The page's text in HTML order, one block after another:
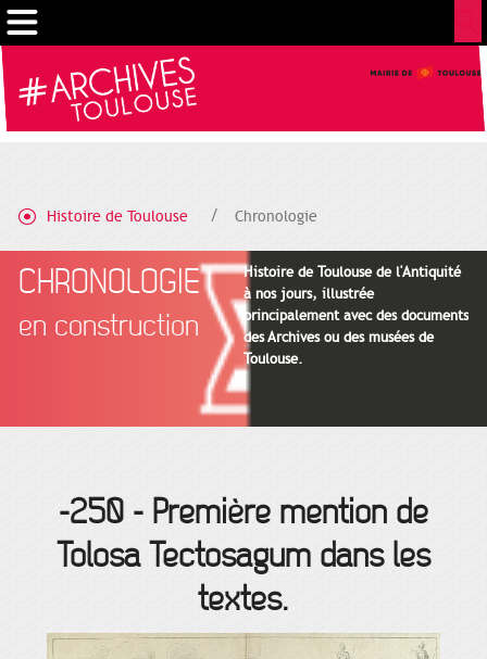
Histoire de Toulouse Chronologie
CHRONOLOGIE
en construction
Histoire de Toulouse de l'Antiquité
à nos jours, illustrée
principalement avec des documents
des Archives ou des musées de
Toulouse.
-250 - Première mention de
Tolosa Tectosagum dans les
textes.
Gestion de vos préférences sur les cookies